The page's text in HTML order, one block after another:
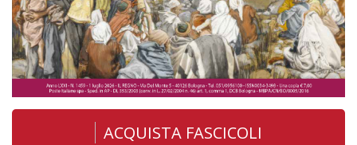
ACQUISTA FASCICOLI